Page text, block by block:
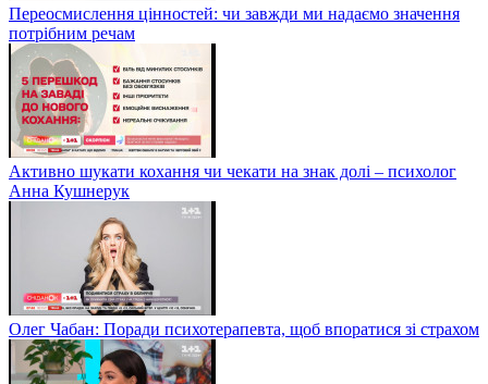
Переосмислення цінностей: чи завжди ми надаємо значення
потрібним речам
Активно шукати кохання чи чекати на знак долі – психолог
Анна Кушнерук
Олег Чабан: Поради психотерапевта, щоб впоратися зі страхом